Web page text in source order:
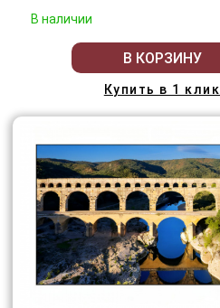
В наличии
В КОРЗИНУ
Купить в 1 клик